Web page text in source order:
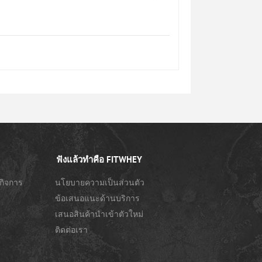
ฟังแล้วทำคือ FITWHEY
จการ
นโยบายความเป็นส่วนตัว
ข้อเสนอแนะด้านบริการ
เสนอสินค้านำเข้าตัวใหม่
ติดต่อเรา